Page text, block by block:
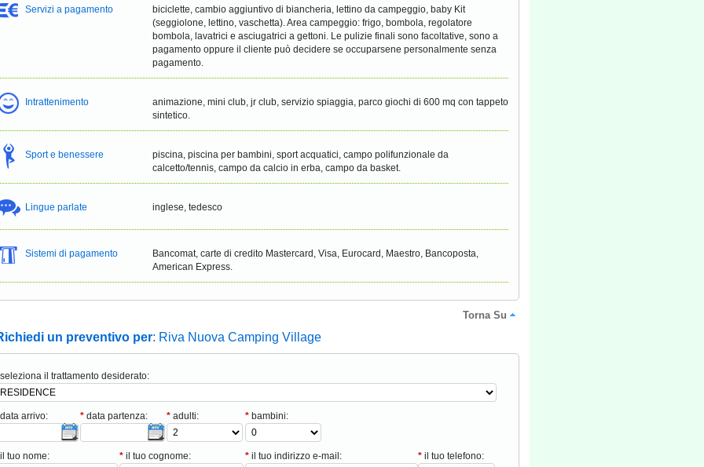
Servizi a pagamento
biciclette, cambio aggiuntivo di biancheria, lettino da campeggio, baby Kit
(seggiolone, lettino, vaschetta). Area campeggio: frigo, bombola, regolatore
bombola, lavatrici e asciugatrici a gettoni. Le pulizie finali sono facoltative, sono a
pagamento oppure il cliente può decidere se occuparsene personalmente senza
pagamento.
Intrattenimento
animazione, mini club, jr club, servizio spiaggia, parco giochi di 600 mq con tappeto
sintetico.
Sport e benessere
piscina, piscina per bambini, sport acquatici, campo polifunzionale da
calcetto/tennis, campo da calcio in erba, campo da basket.
Lingue parlate inglese, tedesco
Sistemi di pagamento
Bancomat, carte di credito Mastercard, Visa, Eurocard, Maestro, Bancoposta,
American Express.
Torna Su
un preventivo per: Riva Nuova Camping Village
il trattamento desiderato:
arrivo: *data partenza: *adulti: *bambini:
tuo nome: *il tuo cognome: *il tuo indirizzo e-mail: *il tuo telefono: